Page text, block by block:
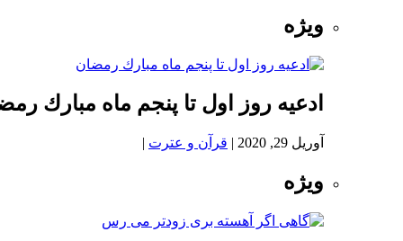
ویژه
ادعيه روز اول تا پنجم ماه مبارك
آوریل 29, 2020 | قرآن و عترت |
ویژه